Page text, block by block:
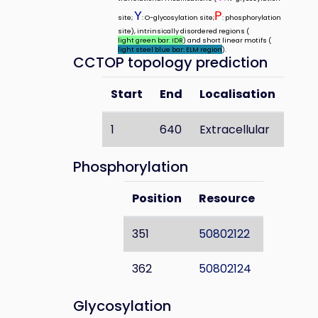
site;Y: O-glycosylation site;P: phosphorylation
site), intrinsically disordered regions (
light green bar: IDR) and short linear motifs (
light steel blue bar: ELM region).
CCTOP topology prediction
Start End Localisation
1 640 Extracellular
Phosphorylation
Position Resource
351 50802122
362 50802124
Glycosylation